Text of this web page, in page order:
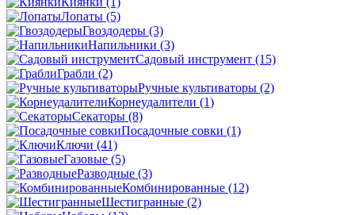
Лопаты (5)
Гвоздодеры (3)
Напильники (3)
Садовый инструмент (15)
Грабли (2)
Ручные культиваторы (2)
Корнеудалители (1)
Секаторы (8)
Посадочные совки (1)
Ключи (41)
Газовые (5)
Разводные (3)
Комбинированные (12)
Шестигранные (2)